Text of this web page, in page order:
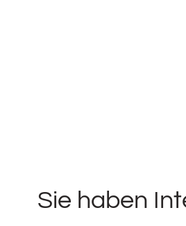
Sie haben